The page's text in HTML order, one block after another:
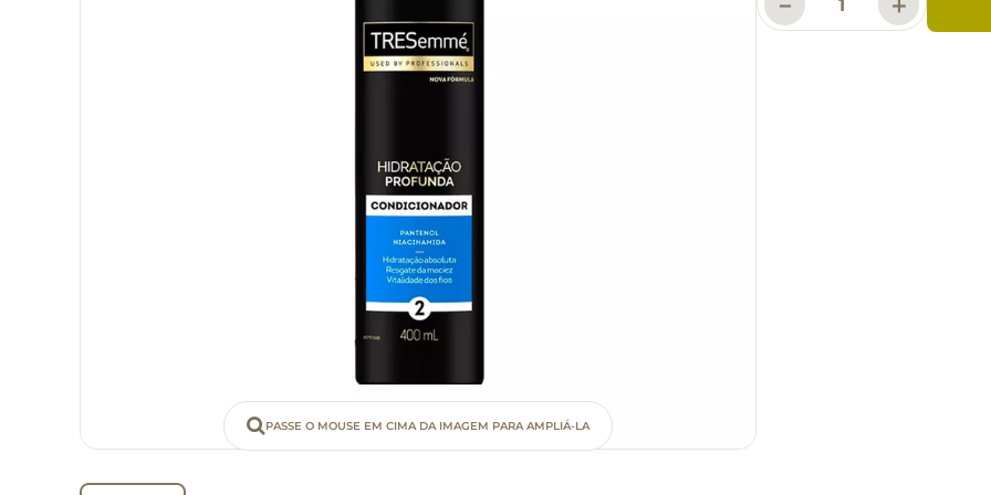
PASSE O MOUSE EM CIMA DA IMAGEM PARA AMPLIÁ-LA